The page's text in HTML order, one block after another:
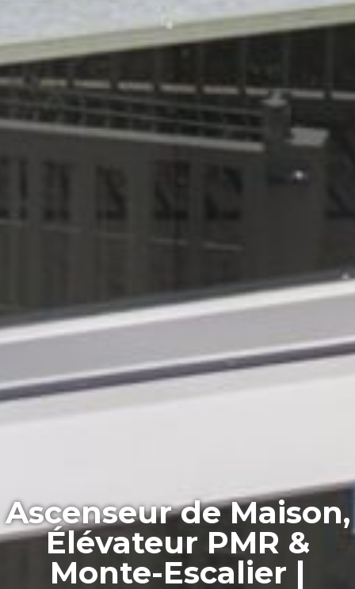
Ascenseur de Maison,
Élévateur PMR &
Monte-Escalier |